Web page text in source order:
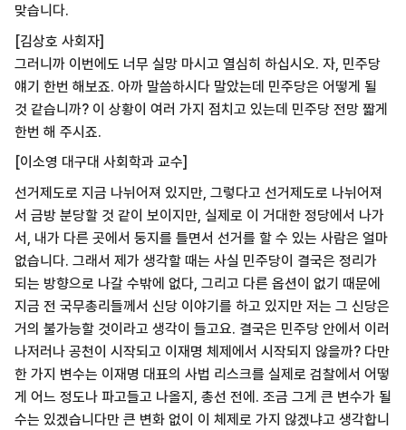
맞습니다.
[김상호 사회자]
그러니까 이번에도 너무 실망 마시고 열심히 하십시오. 자, 민주당
얘기 한번 해보죠. 아까 말씀하시다 말았는데 민주당은 어떻게 될
것 같습니까? 이 상황이 여러 가지 점치고 있는데 민주당 전망 짧게
한번 해 주시죠.
[이소영 대구대 사회학과 교수]
선거제도로 지금 나뉘어져 있지만, 그렇다고 선거제도로 나뉘어져
서 금방 분당할 것 같이 보이지만, 실제로 이 거대한 정당에서 나가
서, 내가 다른 곳에서 둥지를 틀면서 선거를 할 수 있는 사람은 얼마
없습니다. 그래서 제가 생각할 때는 사실 민주당이 결국은 정리가
되는 방향으로 나갈 수밖에 없다, 그리고 다른 옵션이 없기 때문에
지금 전 국무총리들께서 신당 이야기를 하고 있지만 저는 그 신당은
거의 불가능할 것이라고 생각이 들고요. 결국은 민주당 안에서 이러
나저러나 공천이 시작되고 이재명 체제에서 시작되지 않을까? 다만
한 가지 변수는 이재명 대표의 사법 리스크를 실제로 검찰에서 어떻
게 어느 정도나 파고들고 나올지, 총선 전에. 조금 그게 큰 변수가 될
수는 있겠습니다만 큰 변화 없이 이 체제로 가지 않겠냐고 생각합니